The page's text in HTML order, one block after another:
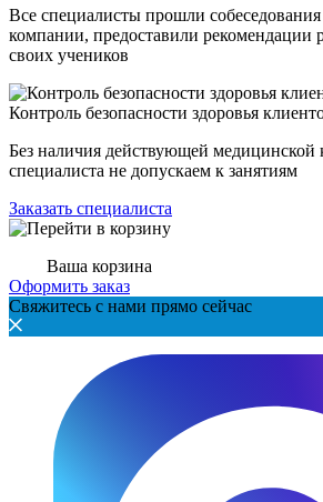
Все специалисты прошли
компании, предоставили рекомендации
своих учеников
Контроль безопасности здоровья
Без наличия действующей
специалиста не допускаем к занятиям
Заказать специалиста
Ваша корзина
Оформить заказ
Свяжитесь с нами прямо сейчас